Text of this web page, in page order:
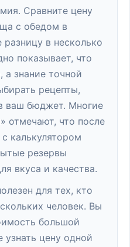
Сравните цену
с обедом в
в несколько
показывает, что
а знание точной
рецепты,
ваш бюджет. Многие
отмечают, что после
калькулятором
резервы
вкуса и качества.
для тех, кто
человек. Вы
большой
цену одной